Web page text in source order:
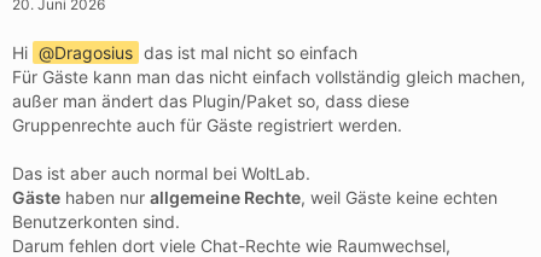
20. Juni 2026
Hi Dragosius das ist mal nicht so einfach
Für Gäste kann man das nicht einfach vollständig gleich machen,
außer man ändert das Plugin/Paket so, dass diese
Gruppenrechte auch für Gäste registriert werden.
Das ist aber auch normal bei WoltLab.
Gäste haben nur allgemeine Rechte, weil Gäste keine echten
Benutzerkonten sind.
Darum fehlen dort viele Chat-Rechte wie Raumwechsel,